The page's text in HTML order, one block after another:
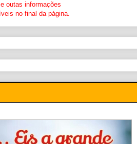
outas informações
no final da página.